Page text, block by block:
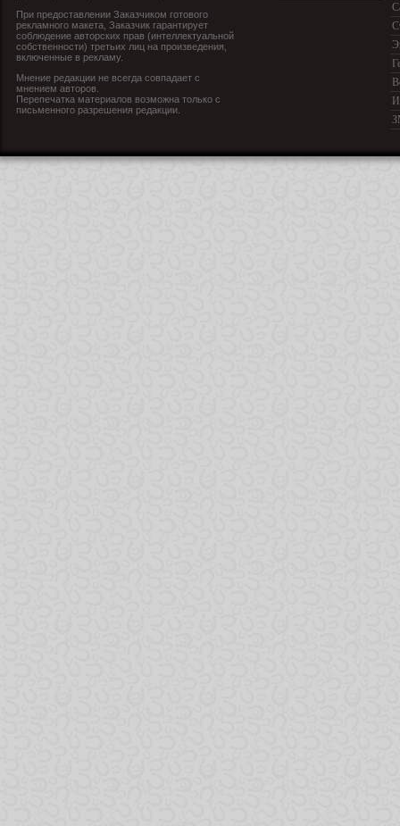
При предоставлении Заказчиком готового
рекламного макета, Заказчик гарантирует
соблюдение авторских прав (интеллектуальной
собственности) третьих лиц на произведения,
включенные в рекламу.
Мнение редакции не всегда совпадает с
мнением авторов.
Перепечатка материалов возможна только с
письменного разрешения редакции.